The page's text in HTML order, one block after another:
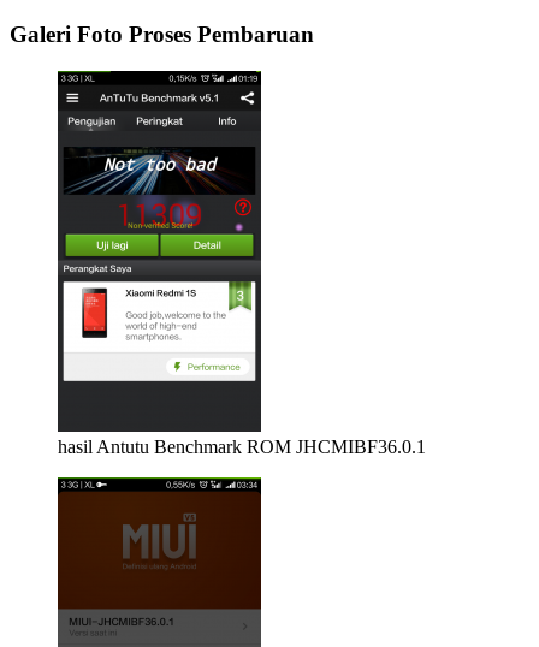
Galeri Foto Proses Pembaruan
hasil Antutu Benchmark ROM JHCMIBF36.0.1